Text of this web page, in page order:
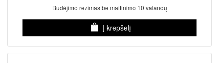
Budėjimo režimas be maitinimo 10 valandų
Į krepšelį